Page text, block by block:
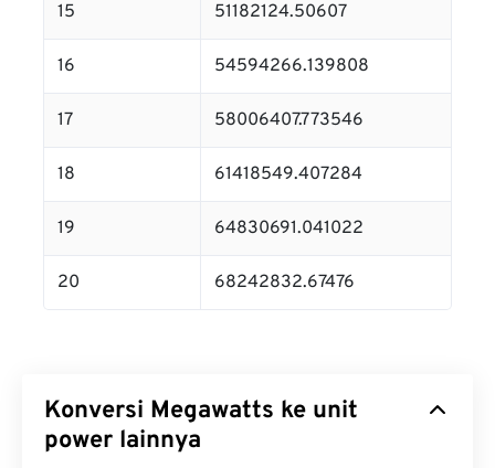
15 51182124.50607
16 54594266.139808
17 58006407.773546
18 61418549.407284
19 64830691.041022
20 68242832.67476
Konversi Megawatts ke unit
power lainnya